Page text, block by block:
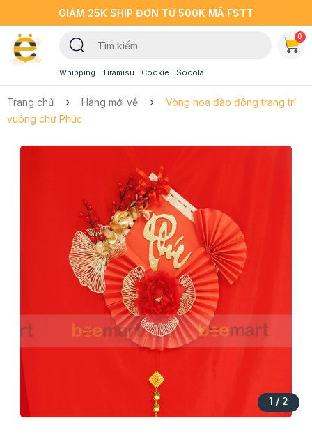
GIẢM 25K SHIP ĐƠN TỪ 500K MÃ FSTT
Whipping Tiramisu Cookie Socola
0
Trang chủ Hàng mới về
Vòng hoa đào đông trang trí
vuông chữ Phúc
1 / 2